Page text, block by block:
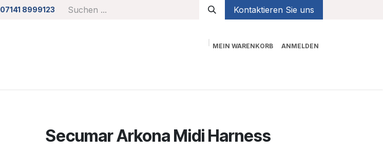
07141 8999123 Kontaktieren Sie uns
MEIN WARENKORB ANMELDEN
Secumar Arkona Midi Harness